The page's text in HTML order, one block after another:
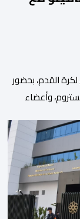
القدم، بحضور
وأعضاء
القيادة التنفيذية
باعتباره